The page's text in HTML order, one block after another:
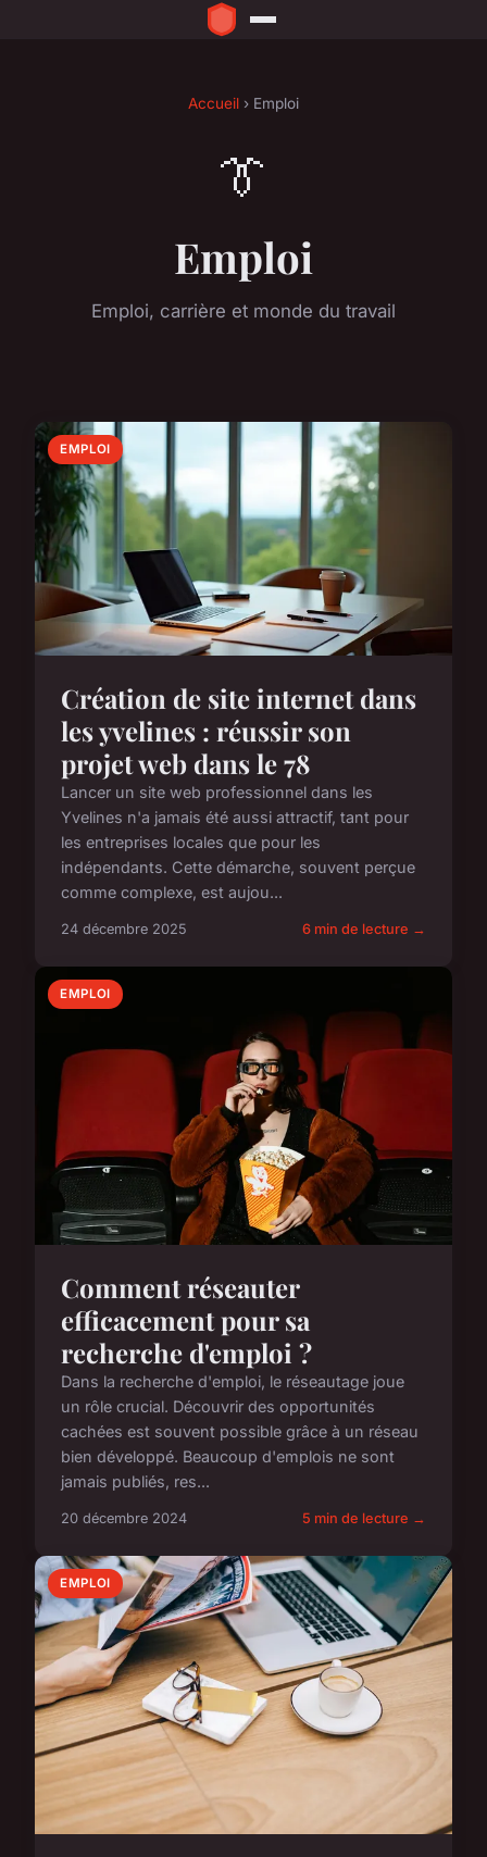
Accueil › Emploi
👔
Emploi
Emploi, carrière et monde du travail
EMPLOI
Création de site internet dans
les yvelines : réussir son
projet web dans le 78
Lancer un site web professionnel dans les
Yvelines n'a jamais été aussi attractif, tant pour
les entreprises locales que pour les
indépendants. Cette démarche, souvent perçue
comme complexe, est aujou...
24 décembre 2025 6 min de lecture →
EMPLOI
Comment réseauter
efficacement pour sa
recherche d'emploi ?
Dans la recherche d'emploi, le réseautage joue
un rôle crucial. Découvrir des opportunités
cachées est souvent possible grâce à un réseau
bien développé. Beaucoup d'emplois ne sont
jamais publiés, res...
20 décembre 2024 5 min de lecture →
EMPLOI